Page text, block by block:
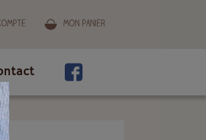
Mon panier